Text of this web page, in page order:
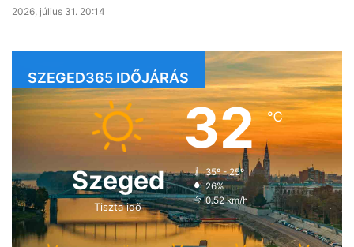
2026, július 31. 20:14
SZEGED365 IDŐJÁRÁS
Szeged
Tiszta idő
32℃
35º - 25º
26%
0.52 km/h